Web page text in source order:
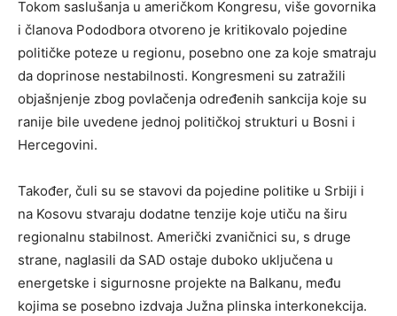
Tokom saslušanja u američkom Kongresu, više govornika
i članova Pododbora otvoreno je kritikovalo pojedine
političke poteze u regionu, posebno one za koje smatraju
da doprinose nestabilnosti. Kongresmeni su zatražili
objašnjenje zbog povlačenja određenih sankcija koje su
ranije bile uvedene jednoj političkoj strukturi u Bosni i
Hercegovini.
Također, čuli su se stavovi da pojedine politike u Srbiji i
na Kosovu stvaraju dodatne tenzije koje utiču na širu
regionalnu stabilnost. Američki zvaničnici su, s druge
strane, naglasili da SAD ostaje duboko uključena u
energetske i sigurnosne projekte na Balkanu, među
kojima se posebno izdvaja Južna plinska interkonekcija.